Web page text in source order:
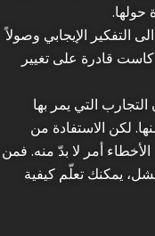
التفكير الإيجابي وصولاً
قادرة على تغيير
التي يمر بها
لكن الاستفادة من
أمر لا بدّ منه. فمن
يمكنك تعلّم كيفية